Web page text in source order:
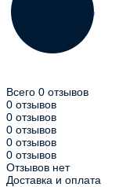
Всего 0 отзывов
0 отзывов
0 отзывов
0 отзывов
0 отзывов
0 отзывов
Отзывов нет
Доставка и оплата